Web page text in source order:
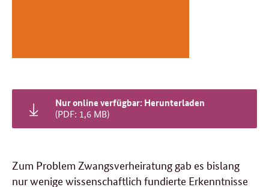
Nur online verfügbar: Herunterladen
(PDF: 1,6 MB)
Zum Problem Zwangsverheiratung gab es bislang
nur wenige wissenschaftlich fundierte Erkenntnisse